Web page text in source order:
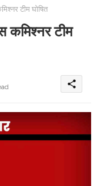
टीम घोषित
कमिश्नर टीम
share